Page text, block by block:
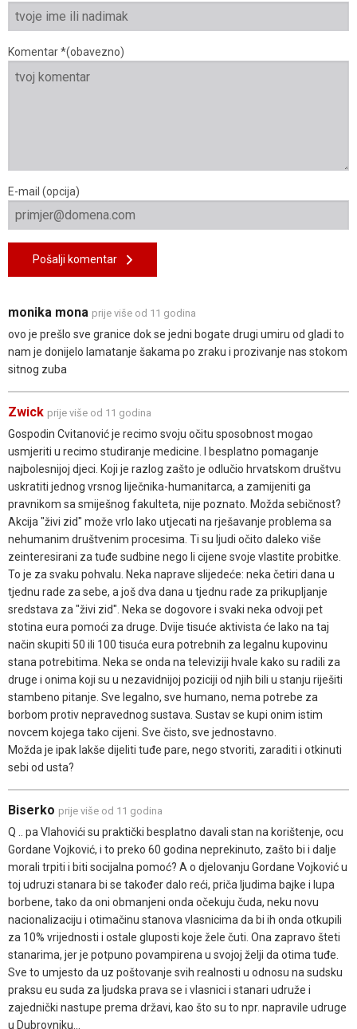
Komentar *(obavezno)
E-mail (opcija)
Pošalji komentar
monika mona prije više od 11 godina
ovo je prešlo sve granice dok se jedni bogate drugi umiru od gladi to
nam je donijelo lamatanje šakama po zraku i prozivanje nas stokom
sitnog zuba
Zwick prije više od 11 godina
Gospodin Cvitanović je recimo svoju očitu sposobnost mogao
usmjeriti u recimo studiranje medicine. I besplatno pomaganje
najbolesnijoj djeci. Koji je razlog zašto je odlučio hrvatskom društvu
uskratiti jednog vrsnog liječnika-humanitarca, a zamijeniti ga
pravnikom sa smiješnog fakulteta, nije poznato. Možda sebičnost?
Akcija "živi zid" može vrlo lako utjecati na rješavanje problema sa
nehumanim društvenim procesima. Ti su ljudi očito daleko više
zeinteresirani za tuđe sudbine nego li cijene svoje vlastite probitke.
To je za svaku pohvalu. Neka naprave slijedeće: neka četiri dana u
tjednu rade za sebe, a još dva dana u tjednu rade za prikupljanje
sredstava za "živi zid". Neka se dogovore i svaki neka odvoji pet
stotina eura pomoći za druge. Dvije tisuće aktivista će lako na taj
način skupiti 50 ili 100 tisuća eura potrebnih za legalnu kupovinu
stana potrebitima. Neka se onda na televiziji hvale kako su radili za
druge i onima koji su u nezavidnijoj poziciji od njih bili u stanju riješiti
stambeno pitanje. Sve legalno, sve humano, nema potrebe za
borbom protiv nepravednog sustava. Sustav se kupi onim istim
novcem kojega tako cijeni. Sve čisto, sve jednostavno.
Možda je ipak lakše dijeliti tuđe pare, nego stvoriti, zaraditi i otkinuti
sebi od usta?
Biserko prije više od 11 godina
Q .. pa Vlahovići su praktički besplatno davali stan na korištenje, ocu
Gordane Vojković, i to preko 60 godina neprekinuto, zašto bi i dalje
morali trpiti i biti socijalna pomoć? A o djelovanju Gordane Vojković u
toj udruzi stanara bi se također dalo reći, priča ljudima bajke i lupa
borbene, tako da oni obmanjeni onda očekuju čuda, neku novu
nacionalizaciju i otimačinu stanova vlasnicima da bi ih onda otkupili
za 10% vrijednosti i ostale gluposti koje žele čuti. Ona zapravo šteti
stanarima, jer je potpuno povampirena u svojoj želji da otima tuđe.
Sve to umjesto da uz poštovanje svih realnosti u odnosu na sudsku
praksu eu suda za ljudska prava se i vlasnici i stanari udruže i
zajednički nastupe prema državi, kao što su to npr. napravile udruge
u Dubrovniku...